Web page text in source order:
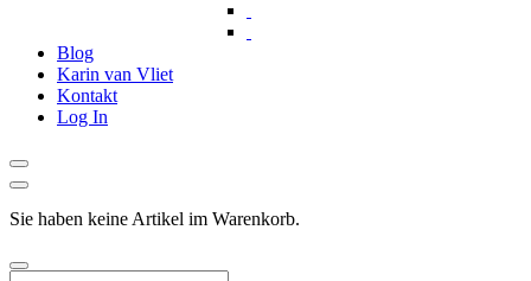
Blog
Karin van Vliet
Kontakt
Log In
Sie haben keine Artikel im Warenkorb.